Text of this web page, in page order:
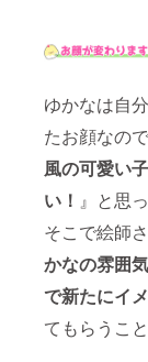
ゆかなは自
たお顔なの
風の可愛い
い！ 』と思
そこで絵師
かなの雰囲
で新たにイ
てもらうこ